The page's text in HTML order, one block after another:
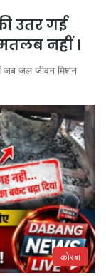
उतर गई
नहीं ।
जब जल जीवन मिशन
कोरबा